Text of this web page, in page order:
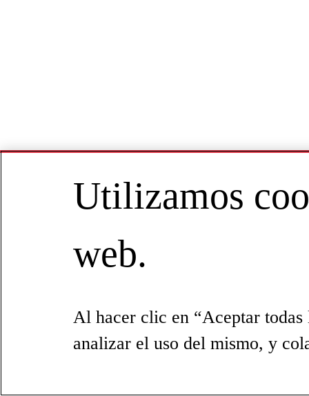
Utilizamos
web.
Al hacer clic en “Aceptar todas
analizar el uso del mismo, y